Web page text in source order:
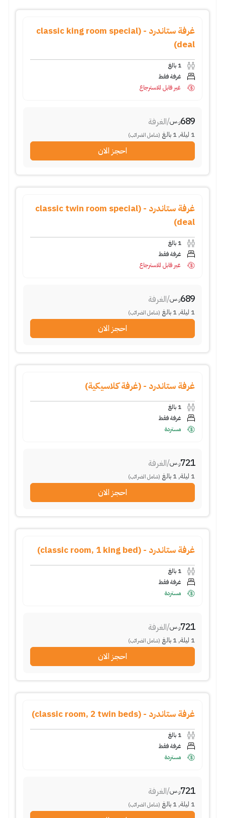
غرفة ستاندرد - (classic king room special
deal)
1 بالغ
غرفة فقط
غير قابل للاسترجاع
689ر.س/الغرفة
1 ليلة,
1 بالغ (شامل الضرائب)
احجز الان
غرفة ستاندرد - (classic twin room special
deal)
1 بالغ
غرفة فقط
غير قابل للاسترجاع
689ر.س/الغرفة
1 ليلة,
1 بالغ (شامل الضرائب)
احجز الان
غرفة ستاندرد - (غرفة كلاسيكية)
1 بالغ
غرفة فقط
مستردة
721ر.س/الغرفة
1 ليلة,
1 بالغ (شامل الضرائب)
احجز الان
غرفة ستاندرد - (classic room, 1 king bed)
1 بالغ
غرفة فقط
مستردة
721ر.س/الغرفة
1 ليلة,
1 بالغ (شامل الضرائب)
احجز الان
غرفة ستاندرد - (classic room, 2 twin beds)
1 بالغ
غرفة فقط
مستردة
721ر.س/الغرفة
1 ليلة,
1 بالغ (شامل الضرائب)